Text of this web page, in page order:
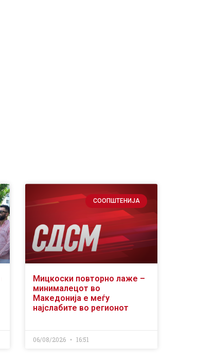
СООПШТЕНИЈА
Мицкоски повторно лаже –
минималецот во
Македонија е меѓу
најслабите во регионот
06/08/2026 16:51